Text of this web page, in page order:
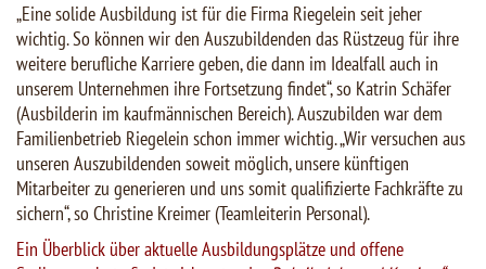
„Eine solide Ausbildung ist für die Firma Riegelein seit jeher
wichtig. So können wir den Auszubildenden das Rüstzeug für ihre
weitere berufliche Karriere geben, die dann im Idealfall auch in
unserem Unternehmen ihre Fortsetzung findet“, so Katrin Schäfer
(Ausbilderin im kaufmännischen Bereich). Auszubilden war dem
Familienbetrieb Riegelein schon immer wichtig. „Wir versuchen aus
unseren Auszubildenden soweit möglich, unsere künftigen
Mitarbeiter zu generieren und uns somit qualifizierte Fachkräfte zu
sichern“, so Christine Kreimer (Teamleiterin Personal).
Ein Überblick über aktuelle Ausbildungsplätze und offene